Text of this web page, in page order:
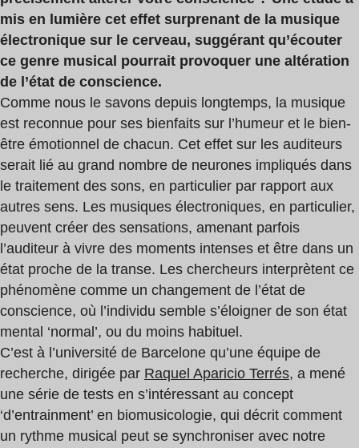
mis en lumière cet effet surprenant de la musique
électronique sur le cerveau, suggérant qu’écouter
ce genre musical pourrait provoquer une altération
de l’état de conscience.
Comme nous le savons depuis longtemps, la musique
est reconnue pour ses bienfaits sur l’humeur et le bien-
être émotionnel de chacun. Cet effet sur les auditeurs
serait lié au grand nombre de neurones impliqués dans
le traitement des sons, en particulier par rapport aux
autres sens. Les musiques électroniques, en particulier,
peuvent créer des sensations, amenant parfois
l’auditeur à vivre des moments intenses et être dans un
état proche de la transe. Les chercheurs interprètent ce
phénomène comme un changement de l’état de
conscience, où l’individu semble s’éloigner de son état
mental ‘normal’, ou du moins habituel.
C’est à l’université de Barcelone qu’une équipe de
recherche, dirigée par Raquel Aparicio Terrés, a mené
une série de tests en s’intéressant au concept
‘d’entrainment’ en biomusicologie, qui décrit comment
un rythme musical peut se synchroniser avec notre